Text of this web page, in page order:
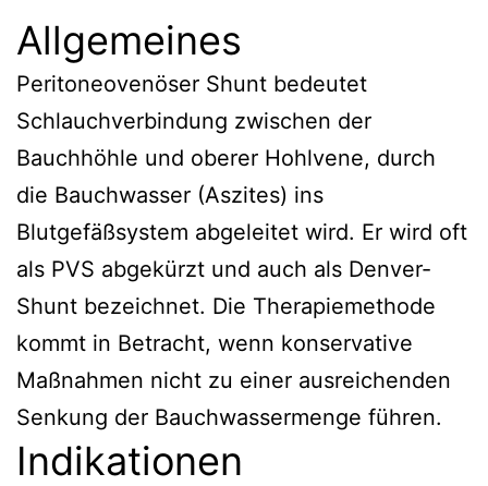
Allgemeines
Peritoneovenöser Shunt bedeutet
Schlauchverbindung zwischen der
Bauchhöhle und oberer Hohlvene, durch
die Bauchwasser (Aszites) ins
Blutgefäßsystem abgeleitet wird. Er wird oft
als PVS abgekürzt und auch als Denver-
Shunt bezeichnet. Die Therapiemethode
kommt in Betracht, wenn konservative
Maßnahmen nicht zu einer ausreichenden
Senkung der Bauchwassermenge führen.
Indikationen